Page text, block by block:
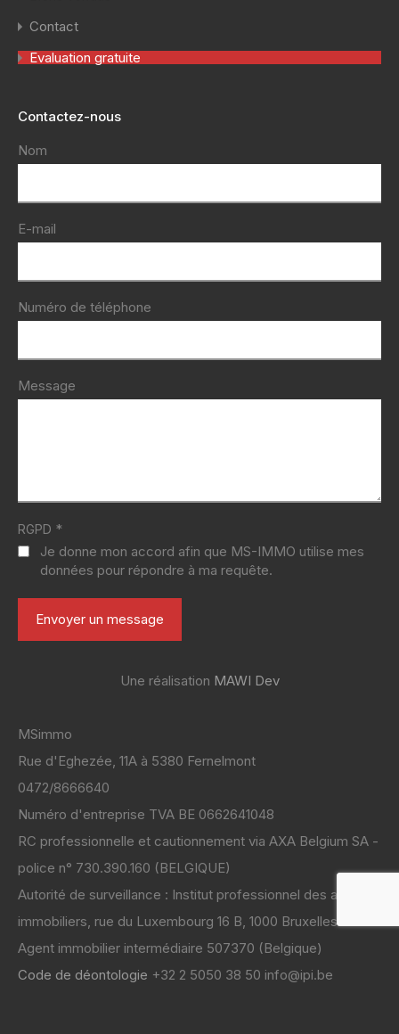
Contact
Evaluation gratuite
Contactez-nous
Nom
E-mail
Numéro de téléphone
Message
RGPD *
Je donne mon accord afin que MS-IMMO utilise mes
données pour répondre à ma requête.
Une réalisation MAWI Dev
MSimmo
Rue d'Eghezée, 11A à 5380 Fernelmont
0472/8666640
Numéro d'entreprise TVA BE 0662641048
RC professionnelle et cautionnement via AXA Belgium SA -
police n° 730.390.160 (BELGIQUE)
Autorité de surveillance : Institut professionnel des agents
immobiliers, rue du Luxembourg 16 B, 1000 Bruxelles
Code de déontologie +32 2 5050 38 50 info@ipi.be